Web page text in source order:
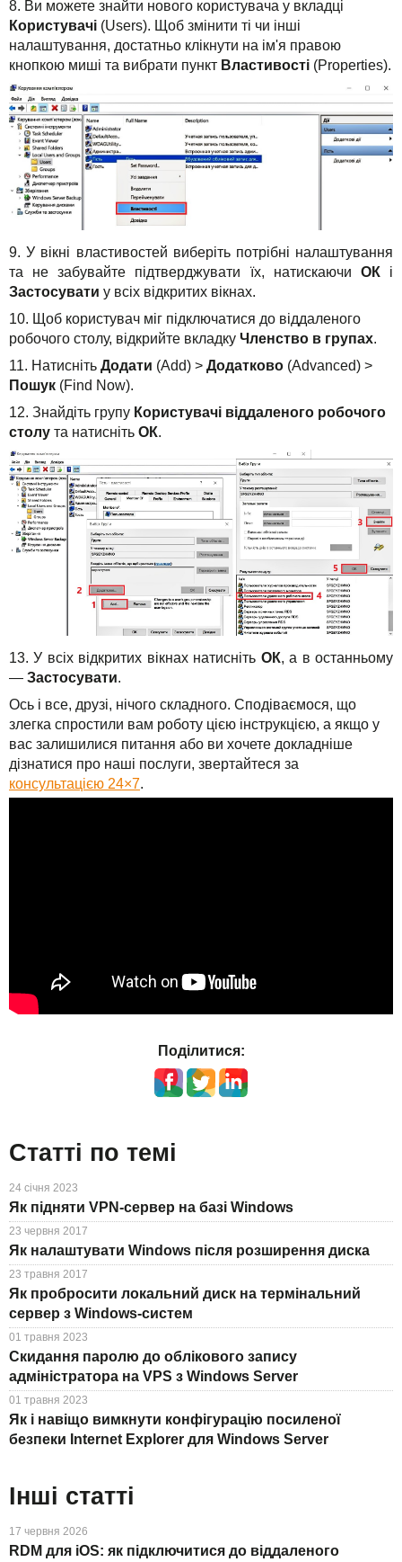
8. Ви можете знайти нового користувача у вкладці
Користувачі (Users). Щоб змінити ті чи інші
налаштування, достатньо клікнути на ім'я правою
кнопкою миші та вибрати пункт Властивості (Properties).
9. У вікні властивостей виберіть потрібні налаштування
та не забувайте підтверджувати їх, натискаючи ОК і
Застосувати у всіх відкритих вікнах.
10. Щоб користувач міг підключатися до віддаленого
робочого столу, відкрийте вкладку Членство в групах.
11. Натисніть Додати (Add) > Додатково (Advanced) >
Пошук (Find Now).
12. Знайдіть групу Користувачі віддаленого робочого
столу та натисніть ОК.
13. У всіх відкритих вікнах натисніть ОК, а в останньому
— Застосувати.
Ось і все, друзі, нічого складного. Сподіваємося, що
злегка спростили вам роботу цією інструкцією, а якщо у
вас залишилися питання або ви хочете докладніше
дізнатися про наші послуги, звертайтеся за
консультацією 24×7.
Поділитися:
Статті по темі
24 січня 2023
Як підняти VPN-сервер на базі Windows
23 червня 2017
Як налаштувати Windows після розширення диска
23 травня 2017
Як пробросити локальний диск на термінальний
сервер з Windows-систем
01 травня 2023
Скидання паролю до облікового запису
адміністратора на VPS з Windows Server
01 травня 2023
Як і навіщо вимкнути конфігурацію посиленої
безпеки Internet Explorer для Windows Server
Інші статті
17 червня 2026
RDM для iOS: як підключитися до віддаленого